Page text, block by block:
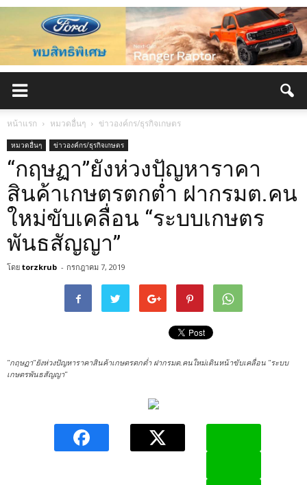
หน้าแรก หมวดอื่นๆ ข่าวองค์กร/ธุรกิจเกษตร
หมวดอื่นๆ ข่าวองค์กร/ธุรกิจเกษตร
“กฤษฏา”ยังห่วงปัญหาราคา
สินค้าเกษตรตกต่ำ ฝากรมต.คน
ใหม่ขับเคลื่อน “ระบบเกษตร
พันธสัญญา”
โดย torzkrub - กรกฎาคม 7, 2019
"กฤษฏา"ยังห่วงปัญหาราคาสินค้าเกษตรตกต่ำ ฝากรมต.คนใหม่เดินหน้าขับเคลื่อน "ระบบ
เกษตรพันธสัญญา"